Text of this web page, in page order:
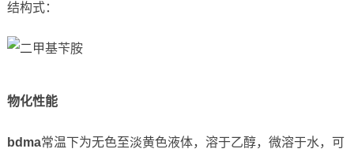
结构式：
物化性能
bdma常温下为无色至淡黄色液体，溶于乙醇，微溶于水，可